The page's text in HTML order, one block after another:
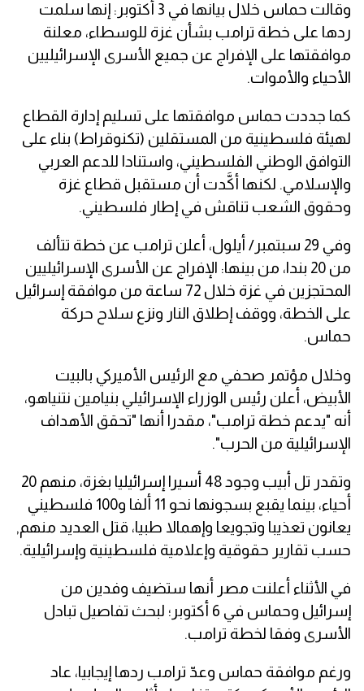
وقالت حماس خلال بيانها في 3 أكتوبر: إنها سلمت
ردها على خطة ترامب بشأن غزة للوسطاء، معلنة
موافقتها على الإفراج عن جميع الأسرى الإسرائيليين
الأحياء والأموات.
كما جددت حماس موافقتها على تسليم إدارة القطاع
لهيئة فلسطينية من المستقلين (تكنوقراط) بناء على
التوافق الوطني الفلسطيني، واستنادا للدعم العربي
والإسلامي. لكنها أكَّدت أن مستقبل قطاع غزة
وحقوق الشعب تناقش في إطار فلسطيني.
وفي 29 سبتمبر/ أيلول، أعلن ترامب عن خطة تتألف
من 20 بندا، من بينها: الإفراج عن الأسرى الإسرائيليين
المحتجزين في غزة خلال 72 ساعة من موافقة إسرائيل
على الخطة، ووقف إطلاق النار ونزع سلاح حركة
حماس.
وخلال مؤتمر صحفي مع الرئيس الأميركي بالبيت
الأبيض، أعلن رئيس الوزراء الإسرائيلي بنيامين نتنياهو،
أنه "يدعم خطة ترامب"، مقدرا أنها "تحقق الأهداف
الإسرائيلية من الحرب".
وتقدر تل أبيب وجود 48 أسيرا إسرائيليا بغزة، منهم 20
أحياء، بينما يقبع بسجونها نحو 11 ألفا و100 فلسطيني
يعانون تعذيبا وتجويعا وإهمالا طبيا، قتل العديد منهم,
حسب تقارير حقوقية وإعلامية فلسطينية وإسرائيلية.
في الأثناء أعلنت مصر أنها ستضيف وفدين من
إسرائيل وحماس في 6 أكتوبر؛ لبحث تفاصيل تبادل
الأسرى وفقا لخطة ترامب.
ورغم موافقة حماس وعدّ ترامب ردها إيجابيا، عاد